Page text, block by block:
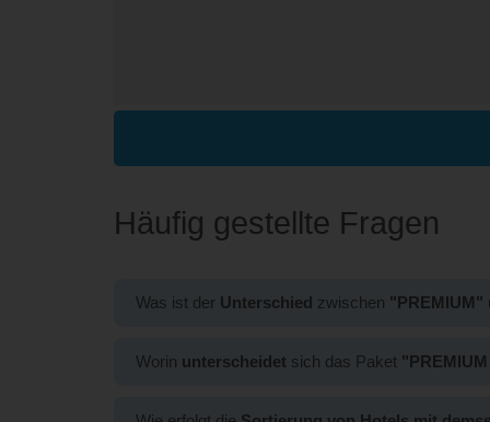
Häufig gestellte Fragen
Was ist der Unterschied zwischen "PREMIUM"
Der Unterschied zwischen den Paketen ist die
Worin unterscheidetsich das Paket
Das Paket„PREMIUM PLUS SOCIAL MEDIA“